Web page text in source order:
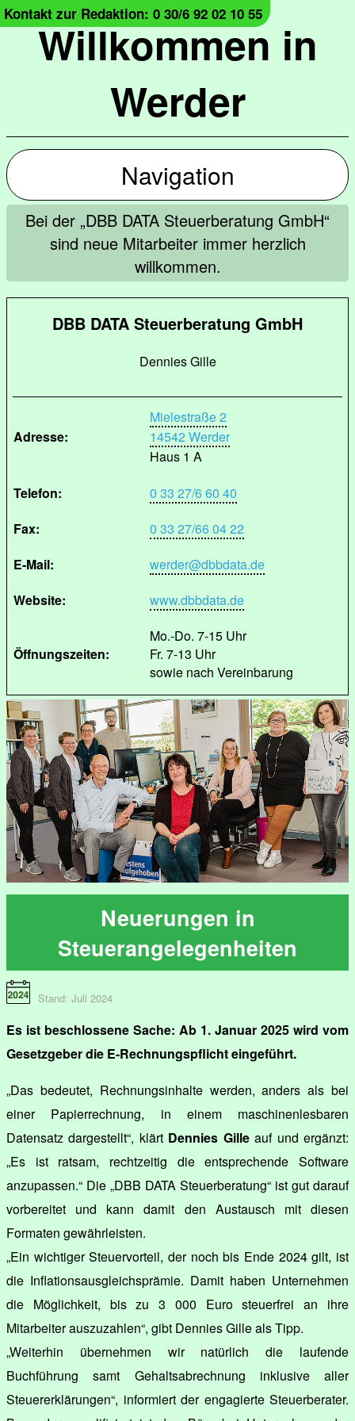
Willkommen in
Werder
Kontakt zur Redaktion: 0 30/6 92 02 10 55
Navigation
Bei der „DBB DATA Steuerberatung GmbH“
sind neue Mitarbeiter immer herzlich
willkommen.
DBB DATA Steuerberatung GmbH
Dennies Gille
Adresse:
Mielestraße 2
14542 Werder
Haus 1 A
Telefon:
0 33 27/6 60 40
Fax:
0 33 27/66 04 22
E-Mail:
werder@dbbdata.de
Website:
www.dbbdata.de
Öffnungszeiten:
Mo.-Do. 7-15 Uhr
Fr. 7-13 Uhr
sowie nach Vereinbarung
Neuerungen in
Steuerangelegenheiten
Stand: Juli 2024
Es ist beschlossene Sache: Ab 1. Januar 2025 wird vom
Gesetzgeber die E-Rechnungspflicht eingeführt.
„Das bedeutet, Rechnungsinhalte werden, anders als bei
einer Papierrechnung, in einem maschinenlesbaren
Datensatz dargestellt“, klärt Dennies Gilleauf und ergänzt:
„Es ist ratsam, rechtzeitig die entsprechende Software
anzupassen.“ Die „DBB DATA Steuerberatung“ ist gut darauf
vorbereitet und kann damit den Austausch mit diesen
Formaten gewährleisten.
„Ein wichtiger Steuervorteil, der noch bis Ende 2024 gilt, ist
die Inflationsausgleichsprämie. Damit haben Unternehmen
die Möglichkeit, bis zu 3 000 Euro steuerfrei an ihre
Mitarbeiter auszuzahlen“, gibt Dennies Gille als Tipp.
„Weiterhin übernehmen wir natürlich die laufende
Buchführung samt Gehaltsabrechnung inklusive aller
Steuererklärungen“, informiert der engagierte Steuerberater.